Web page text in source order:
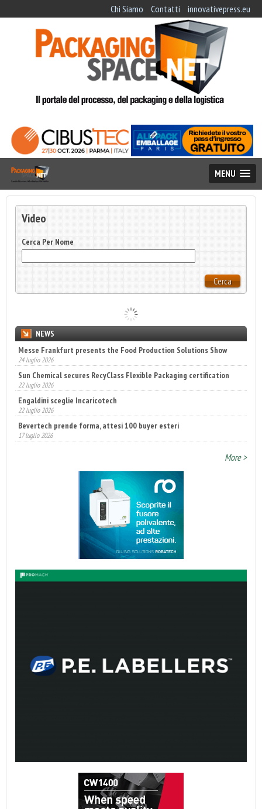
Chi Siamo Contatti innovativepress.eu
MENU
Video
Cerca Per Nome
Cerca
NEWS
Messe Frankfurt presents the Food Production Solutions Show
24 luglio 2026
Sun Chemical secures RecyClass Flexible Packaging certification
22 luglio 2026
Engaldini sceglie Incaricotech
22 luglio 2026
Bevertech prende forma, attesi 100 buyer esteri
17 luglio 2026
Annunciati i finalisti dei Diamonds Awards 2026 di FTA Europe
More >